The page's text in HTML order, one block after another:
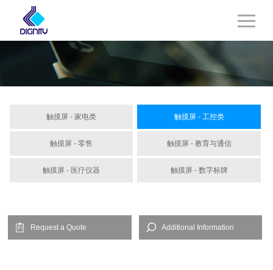
触摸屏 - 家电类 触摸屏 - 工控类
触摸屏 - 零售 触摸屏 - 教育与通信
触摸屏 - 医疗仪器 触摸屏 - 数字标牌
Request a Quote Additional Information